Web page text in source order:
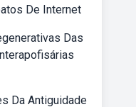
De Internet
Das
Da Antiguidade